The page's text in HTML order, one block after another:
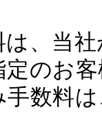
は、当
定のお
手数料